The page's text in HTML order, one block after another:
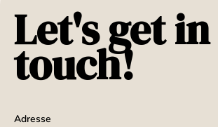
Let's get in
touch!
Adresse